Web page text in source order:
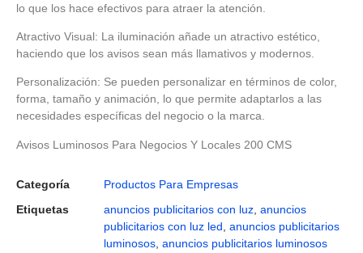
lo que los hace efectivos para atraer la atención.
Atractivo Visual: La iluminación añade un atractivo estético,
haciendo que los avisos sean más llamativos y modernos.
Personalización: Se pueden personalizar en términos de color,
forma, tamaño y animación, lo que permite adaptarlos a las
necesidades específicas del negocio o la marca.
Avisos Luminosos Para Negocios Y Locales 200 CMS
Categoría
Productos Para Empresas
Etiquetas
anuncios publicitarios con luz anuncios
publicitarios con luz led anuncios publicitarios
luminosos anuncios publicitarios luminosos